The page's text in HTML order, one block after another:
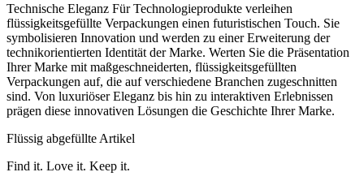
Technische Eleganz Für Technologieprodukte verleihen
flüssigkeitsgefüllte Verpackungen einen futuristischen Touch. Sie
symbolisieren Innovation und werden zu einer Erweiterung der
technikorientierten Identität der Marke. Werten Sie die Präsentation
Ihrer Marke mit maßgeschneiderten, flüssigkeitsgefüllten
Verpackungen auf, die auf verschiedene Branchen zugeschnitten
sind. Von luxuriöser Eleganz bis hin zu interaktiven Erlebnissen
prägen diese innovativen Lösungen die Geschichte Ihrer Marke.
Flüssig abgefüllte Artikel
Find it. Love it. Keep it.